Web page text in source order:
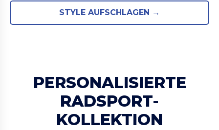
STYLE AUFSCHLAGEN →
PERSONALISIERTE
RADSPORT-
KOLLEKTION